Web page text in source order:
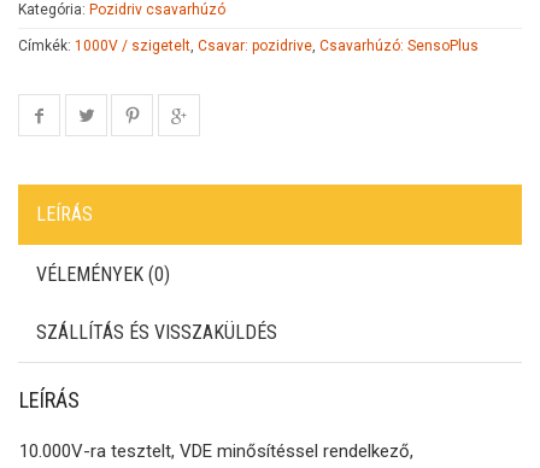
Kategória: Pozidriv csavarhúzó
Címkék: 1000V / szigetelt, Csavar: pozidrive, Csavarhúzó: SensoPlus
LEÍRÁS
VÉLEMÉNYEK (0)
SZÁLLÍTÁS ÉS VISSZAKÜLDÉS
LEÍRÁS
10.000V-ra tesztelt, VDE minősítéssel rendelkező,